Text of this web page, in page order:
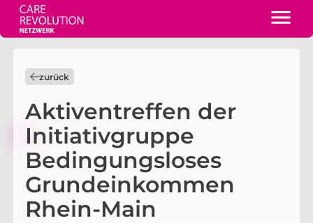
zurück
Aktiventreffen der
Initiativgruppe
Bedingungsloses
Grundeinkommen
Rhein-Main